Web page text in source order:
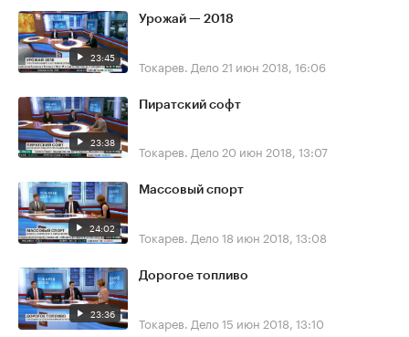
23:45
Урожай — 2018
Токарев. Дело 21 июн 2018, 16:06
23:38
Пиратский софт
Токарев. Дело 20 июн 2018, 13:07
24:02
Массовый спорт
Токарев. Дело18 июн 2018, 13:08
23:36
Дорогое топливо
Токарев. Дело15 июн 2018, 13:10